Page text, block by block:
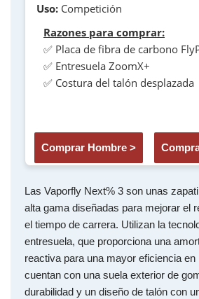
Uso: Competición
Razones para comprar:
✅ Placa de fibra de carbono
✅ Entresuela ZoomX+
✅ Costura del talón desplazada
Comprar Hombre >
Las Vaporfly Next% 3 son unas
alta gama diseñadas para mejorar el
el tiempo de carrera. Utilizan la
entresuela, que proporciona una
reactiva para una mayor eficiencia en
cuentan con una suela exterior de
durabilidad y un diseño de talón con